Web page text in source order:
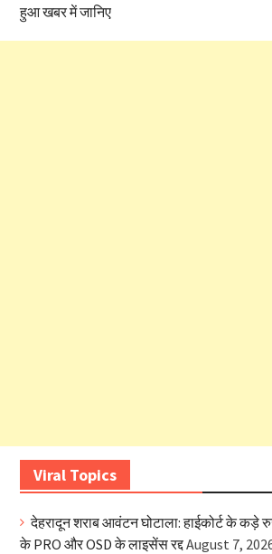
हुआ खबर में जानिए
Viral Topics
देहरादून शराब आवंटन घोटाला: हाईकोर्ट के कड़े
के PRO और OSD के लाइसेंस रद्दAugust 7,